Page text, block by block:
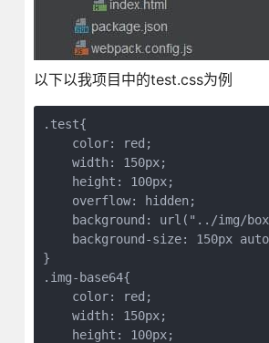
以下以我项目中的test.css为例
.test{
    color: red;
    width: 150px;
    height: 100px;
    overflow: hidden;
background: url("../img/
background-size: 150px
}
.img-base64{
    color: red;
    width: 150px;
    height: 100px;